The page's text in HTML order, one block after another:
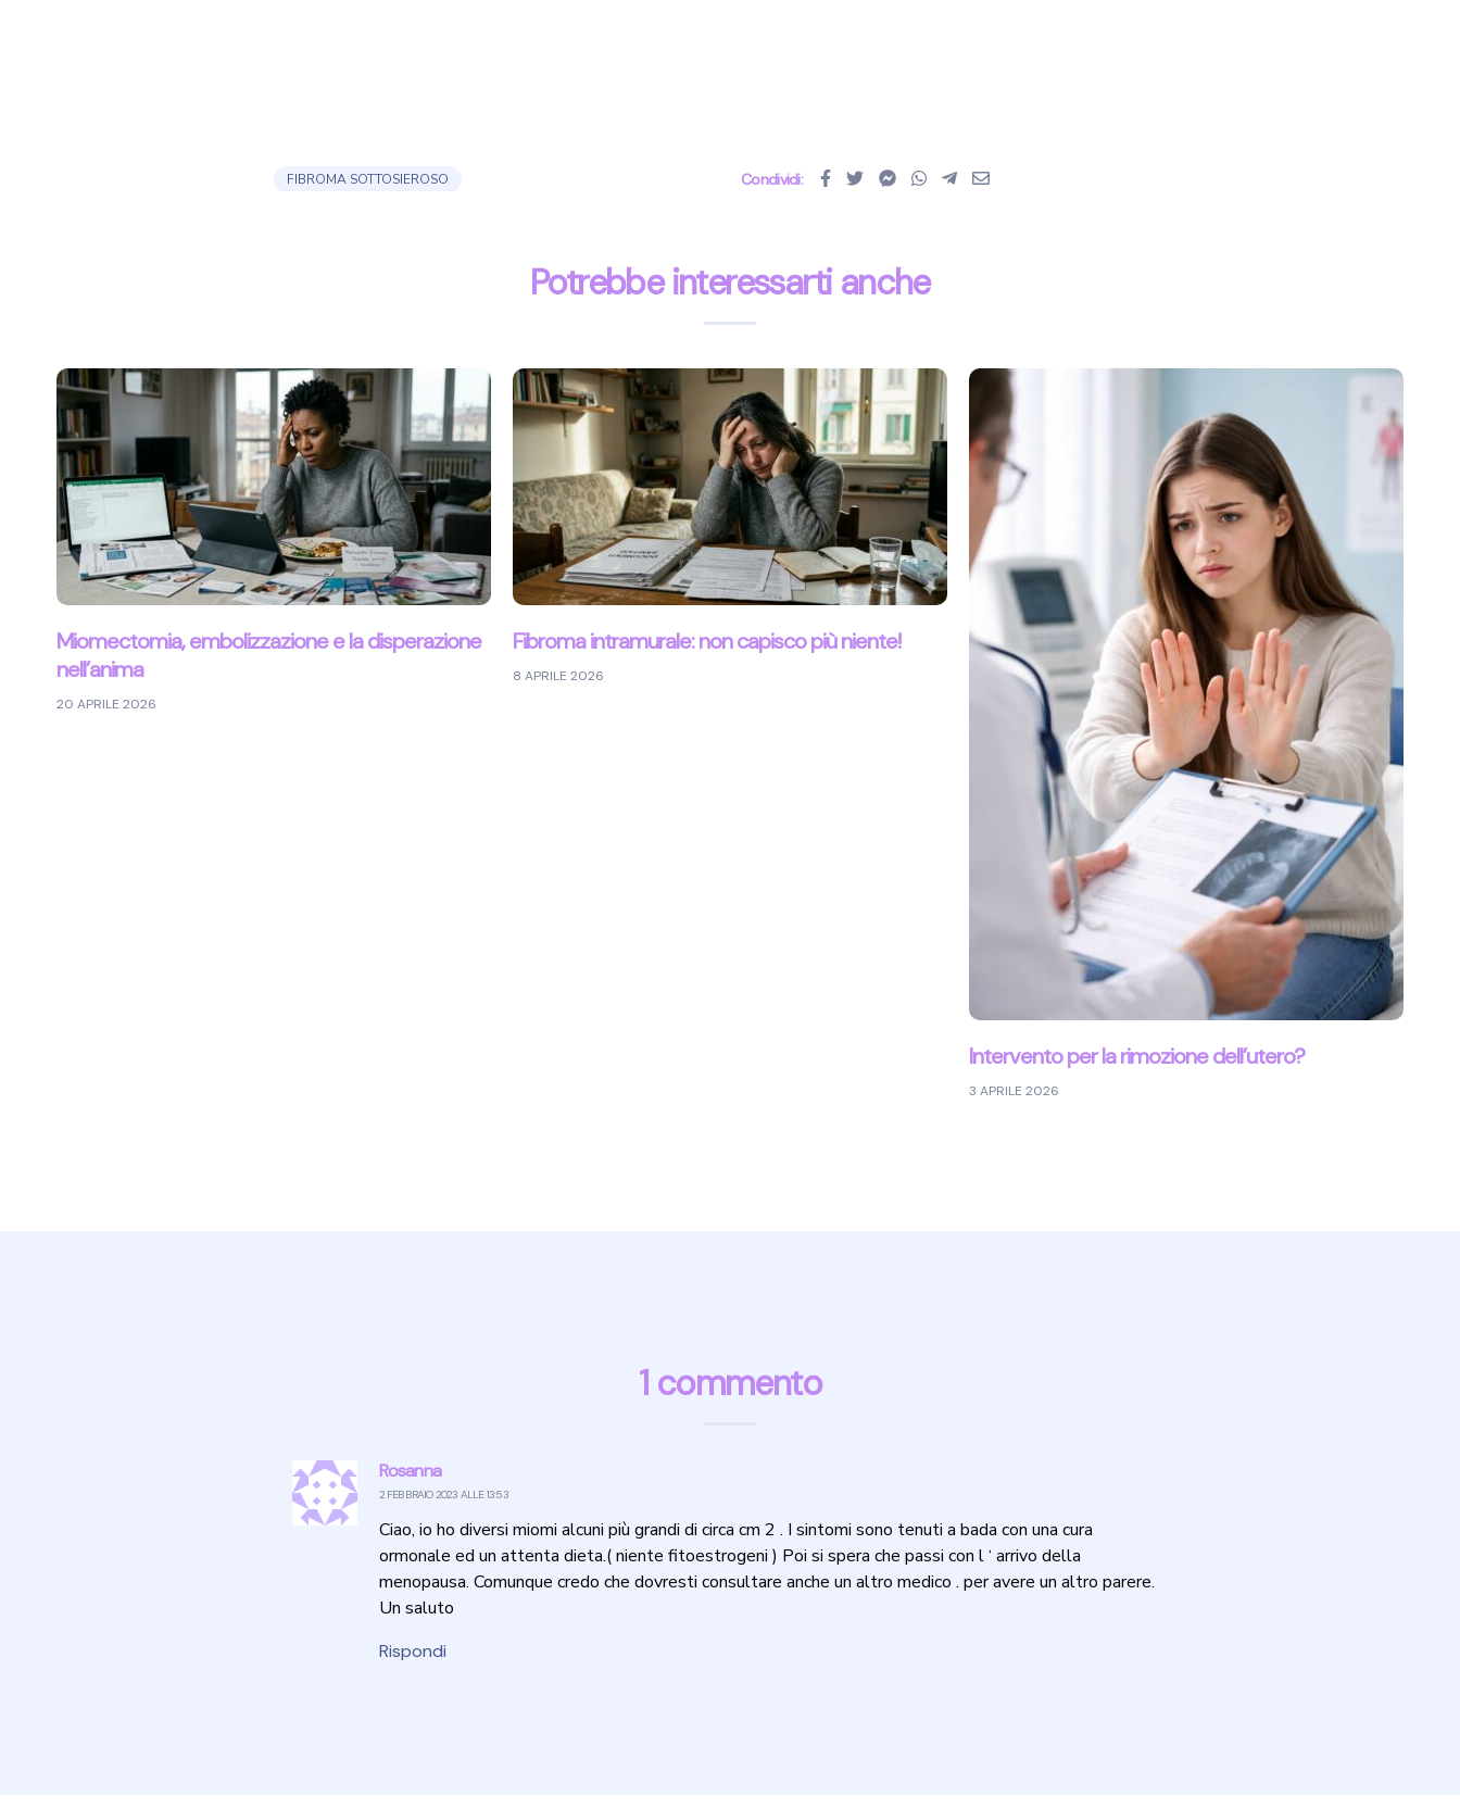
FIBROMA SOTTOSIEROSO Condividi:
Potrebbe interessarti anche
Miomectomia, embolizzazione e la disperazione
nell’anima
20 APRILE 2026
Fibroma intramurale: non capisco più niente!
8 APRILE 2026
Intervento per la rimozione dell’utero?
3 APRILE 2026
1 commento
Rosanna
2 FEBBRAIO 2023 ALLE 13:53
Ciao, io ho diversi miomi alcuni più grandi di circa cm 2 . I sintomi sono tenuti a bada con una cura
ormonale ed un attenta dieta.( niente fitoestrogeni ) Poi si spera che passi con l ‘ arrivo della
menopausa. Comunque credo che dovresti consultare anche un altro medico . per avere un altro parere.
Un saluto
Rispondi